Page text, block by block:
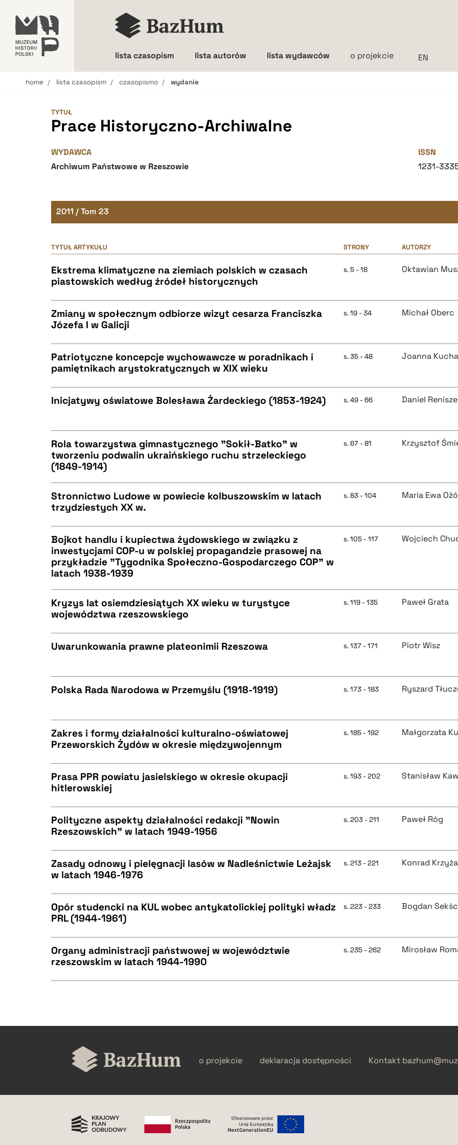
lista czasopism lista autorów lista wydawców o projekcie
home lista czasopism czasopismo wydanie
TYTUŁ
Prace Historyczno-Archiwalne
WYDAWCA
Archiwum Państwowe w Rzeszowie
ISSN
1231-
2011 / Tom 23
TYTUŁ ARTYKUŁU STRONY AUTORZY
Ekstrema klimatyczne na ziemiach polskich w czasach
piastowskich według źródeł historycznych
s. 5 - 18 Oktawian
BIBTEX
Zmiany w społecznym odbiorze wizyt cesarza Franciszka
Józefa I w Galicji
s. 19 - 34 Michał Oberc
Patriotyczne koncepcje wychowawcze w poradnikach i
pamiętnikach arystokratycznych w XIX wieku
s. 35 - 48 Joanna
BIBTEX
Inicjatywy oświatowe Bolesława Żardeckiego (1853-1924) s. 49 - 66 Daniel
CZYSTY TEKST
BIBTEX
Rola towarzystwa gimnastycznego "Sokił-Batko" w
tworzeniu podwalin ukraińskiego ruchu strzeleckiego
(1849-1914)
s. 67 - 81 Krzysztof
BIBTEX
Stronnictwo Ludowe w powiecie kolbuszowskim w latach
trzydziestych XX w.
s. 83 - 104 Maria Ewa
CZYSTY TEKST
BIBTEX
Bojkot handlu i kupiectwa żydowskiego w związku z
inwestycjami COP-u w polskiej propagandzie prasowej na
przykładzie "Tygodnika Społeczno-Gospodarczego COP" w
latach 1938-1939
s. 105 - 117 Wojciech
BIBTEX
Kryzys lat osiemdziesiątych XX wieku w turystyce
województwa rzeszowskiego
s. 119 - 135 Paweł Grata
BIBTEX
Uwarunkowania prawne plateonimii Rzeszowa s. 137 - 171 Piotr Wisz
BIBTEX
Polska Rada Narodowa w Przemyślu (1918-1919) s. 173 - 183 Ryszard
Zakres i formy działalności kulturalno-oświatowej
Przeworskich Żydów w okresie międzywojennym
s. 185 - 192 Małgorzata
BIBTEX
Prasa PPR powiatu jasielskiego w okresie okupacji
hitlerowskiej
s. 193 - 202 Stanisław
BIBTEX
Polityczne aspekty działalności redakcji "Nowin
Rzeszowskich" w latach 1949-1956
s. 203 - 211 Paweł Róg
BIBTEX
Zasady odnowy i pielęgnacji lasów w Nadleśnictwie Leżajsk
w latach 1946-1976
s. 213 - 221 Konrad
Opór studencki na KUL wobec antykatolickiej polityki władz
PRL (1944-1961)
s. 223 - 233 Bogdan
Organy administracji państwowej w województwie
rzeszowskim w latach 1944-1990
s. 235 - 262 Mirosław
o projekcie deklaracja dostępności Kontakt